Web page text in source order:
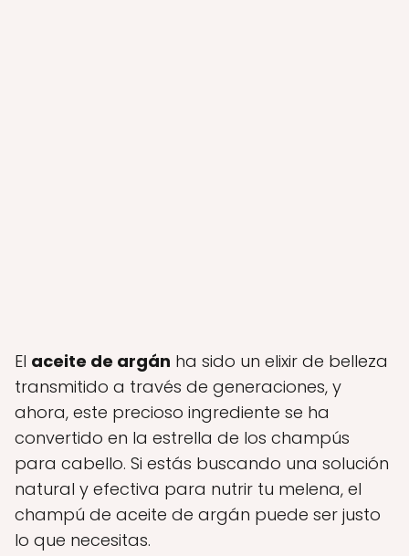
El aceite de argán ha sido un elixir de belleza
transmitido a través de generaciones, y
ahora, este precioso ingrediente se ha
convertido en la estrella de los champús
para cabello. Si estás buscando una solución
natural y efectiva para nutrir tu melena, el
champú de aceite de argán puede ser justo
lo que necesitas.